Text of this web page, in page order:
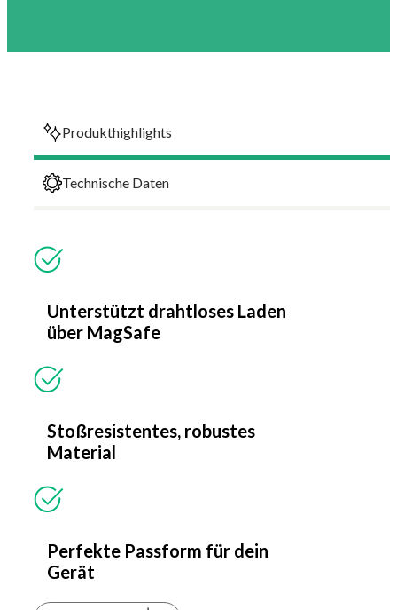
Produkthighlights
Technische Daten
Unterstützt drahtloses Laden
über MagSafe
Stoßresistentes, robustes
Material
Perfekte Passform für dein
Gerät